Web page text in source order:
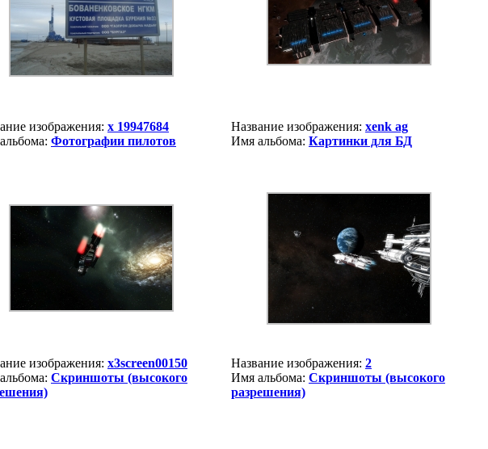
изображения: x 19947684
Фотографии пилотов
Название изображения: xenk ag
Имя альбома: Картинки для БД
изображения: x3screen00150
Скриншоты (высокого
Название изображения: 2
Имя альбома: Скриншоты (высокого
разрешения)